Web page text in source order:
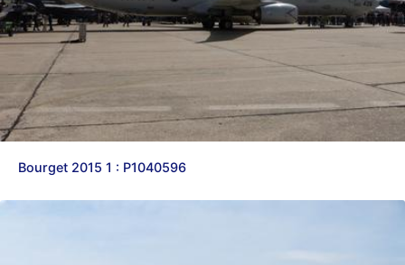
Bourget 2015 1 : P1040596